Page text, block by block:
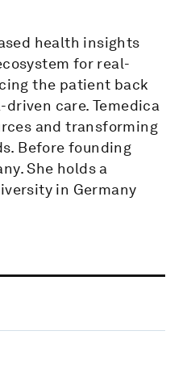
health insights
for real-
the patient back
care. Temedica
and transforming
Before founding
She holds a
in Germany